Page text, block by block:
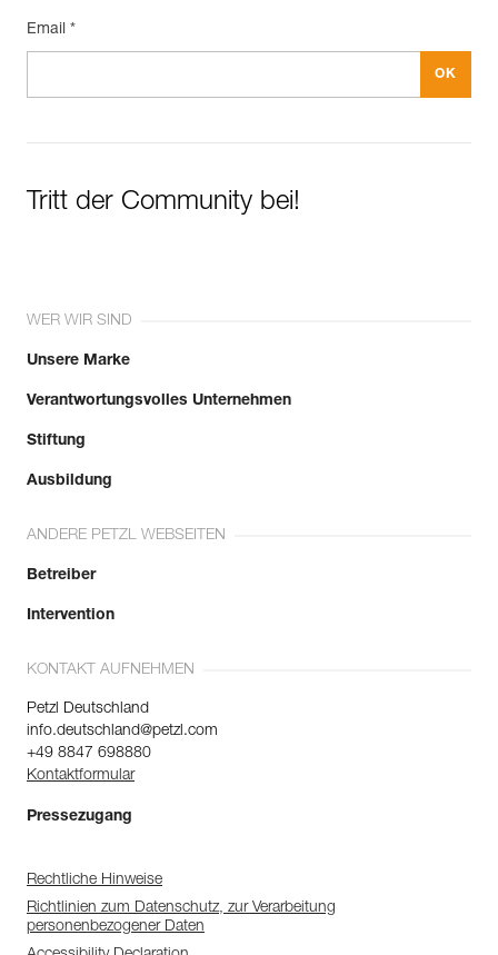
Email *
Tritt der Community bei!
WER WIR SIND
Unsere Marke
Verantwortungsvolles Unternehmen
Stiftung
Ausbildung
ANDERE PETZL WEBSEITEN
Betreiber
Intervention
KONTAKT AUFNEHMEN
Petzl Deutschland
info.deutschland@petzl.com
+49 8847 698880
Kontaktformular
Pressezugang
Rechtliche Hinweise
Richtlinien zum Datenschutz, zur Verarbeitung
personenbezogener Daten